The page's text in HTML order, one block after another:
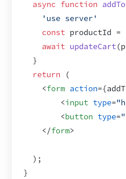
async function
'use server'
const productId =
await updateCart(
}
return
(
<form action={
<input type=
<button type=
</form>
) ;
}